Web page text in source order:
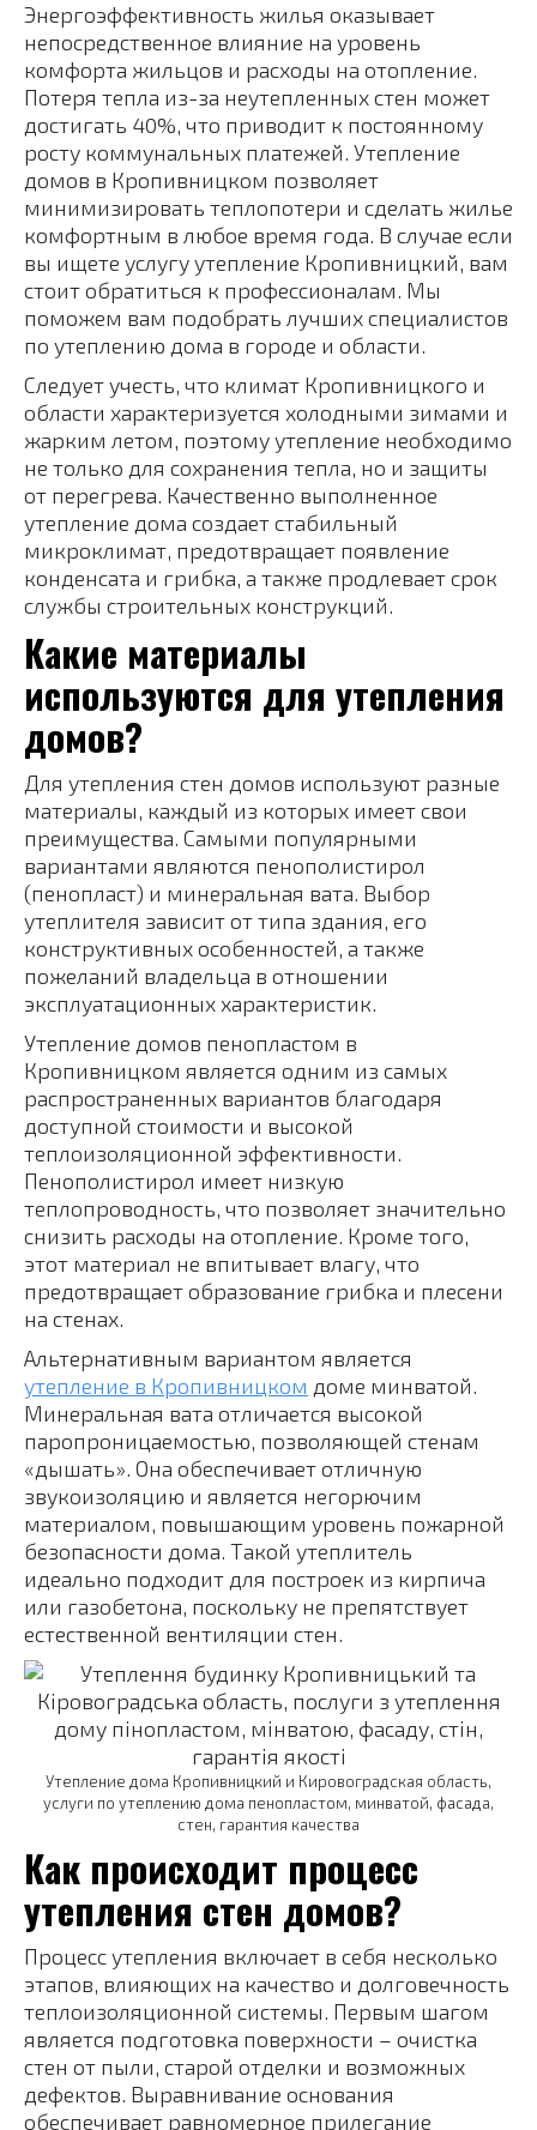
Энергоэффективность жилья оказывает
непосредственное влияние на уровень
комфорта жильцов и расходы на отопление.
Потеря тепла из-за неутепленных стен может
достигать 40%, что приводит к постоянному
росту коммунальных платежей. Утепление
домов в Кропивницком позволяет
минимизировать теплопотери и сделать жилье
комфортным в любое время года. В случае если
вы ищете услугу утепление Кропивницкий, вам
стоит обратиться к профессионалам. Мы
поможем вам подобрать лучших специалистов
по утеплению дома в городе и области.
Следует учесть, что климат Кропивницкого и
области характеризуется холодными зимами и
жарким летом, поэтому утепление необходимо
не только для сохранения тепла, но и защиты
от перегрева. Качественно выполненное
утепление дома создает стабильный
микроклимат, предотвращает появление
конденсата и грибка, а также продлевает срок
службы строительных конструкций.
Какие материалы
используются для утепления
домов?
Для утепления стен домов используют разные
материалы, каждый из которых имеет свои
преимущества. Самыми популярными
вариантами являются пенополистирол
(пенопласт) и минеральная вата. Выбор
утеплителя зависит от типа здания, его
конструктивных особенностей, а также
пожеланий владельца в отношении
эксплуатационных характеристик.
Утепление домов пенопластом в
Кропивницком является одним из самых
распространенных вариантов благодаря
доступной стоимости и высокой
теплоизоляционной эффективности.
Пенополистирол имеет низкую
теплопроводность, что позволяет значительно
снизить расходы на отопление. Кроме того,
этот материал не впитывает влагу, что
предотвращает образование грибка и плесени
на стенах.
Альтернативным вариантом является
утепление в Кропивницком доме минватой.
Минеральная вата отличается высокой
паропроницаемостью, позволяющей стенам
«дышать». Она обеспечивает отличную
звукоизоляцию и является негорючим
материалом, повышающим уровень пожарной
безопасности дома. Такой утеплитель
идеально подходит для построек из кирпича
или газобетона, поскольку не препятствует
естественной вентиляции стен.
Утепление дома Кропивницкий и Кировоградская область,
услуги по утеплению дома пенопластом, минватой, фасада,
стен, гарантия качества
Как происходит процесс
утепления стен домов?
Процесс утепления включает в себя несколько
этапов, влияющих на качество и долговечность
теплоизоляционной системы. Первым шагом
является подготовка поверхности – очистка
стен от пыли, старой отделки и возможных
дефектов. Выравнивание основания
обеспечивает равномерное прилегание